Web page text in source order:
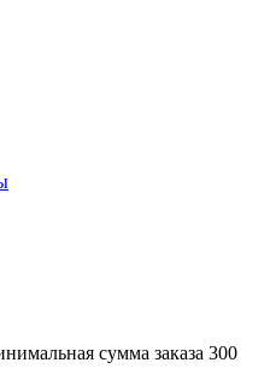
сумма заказа 300